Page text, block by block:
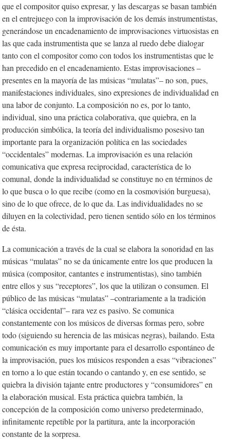
que el compositor quiso expresar, y las descargas se basan también
en el entrejuego con la improvisación de los demás instrumentistas,
generándose un encadenamiento de improvisaciones virtuosistas en
las que cada instrumentista que se lanza al ruedo debe dialogar
tanto con el compositor como con todos los instrumentistas que le
han precedido en el encadenamiento. Estas improvisaciones –
presentes en la mayoría de las músicas “mulatas”– no son, pues,
manifestaciones individuales, sino expresiones de individualidad en
una labor de conjunto. La composición no es, por lo tanto,
individual, sino una práctica colaborativa, que quiebra, en la
producción simbólica, la teoría del individualismo posesivo tan
importante para la organización política en las sociedades
“occidentales” modernas. La improvisación es una relación
comunicativa que expresa reciprocidad, característica de lo
comunal, donde la individualidad se constituye no en términos de
lo que busca o lo que recibe (como en la cosmovisión burguesa),
sino de lo que ofrece, de lo que da. Las individualidades no se
diluyen en la colectividad, pero tienen sentido sólo en los términos
de ésta.
La comunicación a través de la cual se elabora la sonoridad en las
músicas “mulatas” no se da únicamente entre los que producen la
música (compositor, cantantes e instrumentistas), sino también
entre ellos y sus “receptores”, los que la utilizan o consumen. El
público de las músicas “mulatas” –contrariamente a la tradición
“clásica occidental”– rara vez es pasivo. Se comunica
constantemente con los músicos de diversas formas pero, sobre
todo (siguiendo su herencia de las músicas negras), bailando. Esta
comunicación es muy importante para el desarrollo espontáneo de
la improvisación, pues los músicos responden a esas “vibraciones”
en torno a lo que están tocando o cantando y, en ese sentido, se
quiebra la división tajante entre productores y “consumidores” en
la elaboración musical. Esta práctica quiebra también, la
concepción de la composición comouniversopredeterminado,
infinitamente repetible por la partitura, ante la incorporación
constante de la sorpresa.